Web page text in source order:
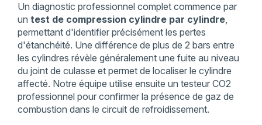
Un diagnostic professionnel complet commence par
un test de compression cylindre par cylindre,
permettant d'identifier précisément les pertes
d'étanchéité. Une différence de plus de 2 bars entre
les cylindres révèle généralement une fuite au niveau
du joint de culasse et permet de localiser le cylindre
affecté. Notre équipe utilise ensuite un testeur CO2
professionnel pour confirmer la présence de gaz de
combustion dans le circuit de refroidissement.